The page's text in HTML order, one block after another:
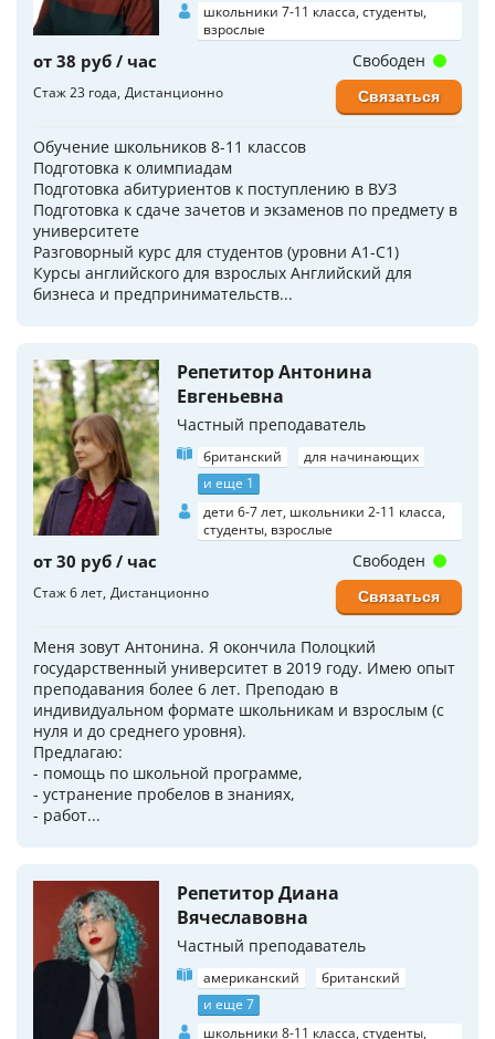
школьники 7-11 класса, студенты,
взрослые
от 38 руб / час
Стаж 23 года Дистанционно
Обучение школьников 8-11 классов
Подготовка к олимпиадам
Подготовка абитуриентов к поступлению в ВУЗ
Подготовка к сдаче зачетов и экзаменов по предмету в
университете
Разговорный курс для студентов (уровни A1-C1)
Курсы английского для взрослых Английский для
бизнеса и предпринимательств...
Свободен
Связаться
Репетитор Антонина
Евгеньевна
Частный преподаватель
британский
для начинающих
и еще 1
дети 6-7 лет, школьники 2-11 класса,
студенты, взрослые
от 30 руб / час
Стаж 6 лет Дистанционно
Меня зовут Антонина. Я окончила Полоцкий
государственный университет в 2019 году. Имею опыт
преподавания более 6 лет. Преподаю в
индивидуальном формате школьникам и взрослым (с
нуля и до среднего уровня).
Предлагаю:
- помощь по школьной программе,
- устранение пробелов в знаниях,
- работ...
Свободен
Связаться
Репетитор Диана
Вячеславовна
Частный преподаватель
американский
британский
и еще 7
школьники 8-11 класса, студенты,